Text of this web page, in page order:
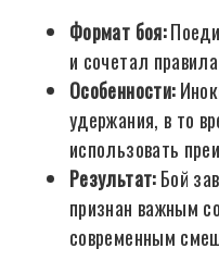
Формат боя:
и сочетал
Особенности:
удержания, в то
использовать
Результат:Бой
признан важным
современным